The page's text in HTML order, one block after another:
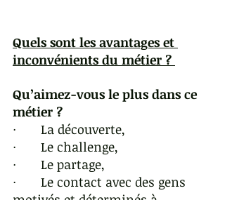
Quels sont les avantages et
inconvénients du métier ?
Qu’aimez-vous le plus dans ce
métier ?
·       La découverte,
·       Le challenge,
·       Le partage,
·       Le contact avec des gens